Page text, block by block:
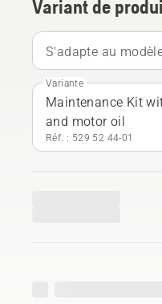
Variant de
S'adapte au
Variante
Maintenance Kit
and motor oil
Réf. : 529 52 44‑01